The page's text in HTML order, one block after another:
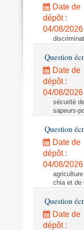
Date de
dépôt :
04/08/2026
Question
Date de
dépôt :
04/08/2026
sécurité
sapeurs-
Question
Date de
dépôt :
04/08/2026
chia et de
Question
Date de
dépôt :